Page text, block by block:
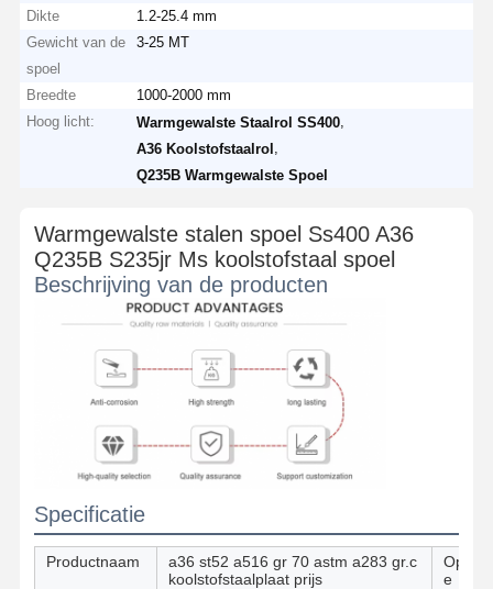
Dikte
1.2-25.4 mm
Gewicht van de
spoel
3-25 MT
Breedte
1000-2000 mm
Hoog licht:
Warmgewalste Staalrol SS400
A36 Koolstofstaalrol
Q235B Warmgewalste Spoel
Warmgewalste stalen spoel Ss400 A36
Q235B S235jr Ms koolstofstaal spoel
Beschrijving van de producten
Specificatie
Productnaam
a36 st52 a516 gr 70 astm a283 gr.c
koolstofstaalplaat prijs
e